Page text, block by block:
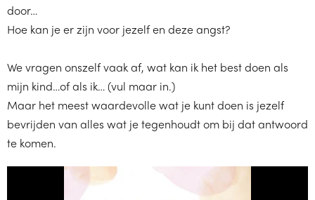
door…
Hoe kan je er zijn voor jezelf en deze angst?
We vragen onszelf vaak af, wat kan ik het best doen als
mijn kind…of als ik… (vul maar in.)
Maar het meest waardevolle wat je kunt doen is jezelf
bevrijden van alles wat je tegenhoudt om bij dat antwoord
te komen.